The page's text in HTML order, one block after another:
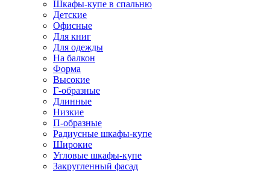
Шкафы-купе в спальню
Детские
Офисные
Для книг
Для одежды
На балкон
Форма
Высокие
Г-образные
Длинные
Низкие
П-образные
Радиусные шкафы-купе
Широкие
Угловые шкафы-купе
Закругленный фасад